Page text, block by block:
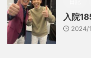
入院
2024/